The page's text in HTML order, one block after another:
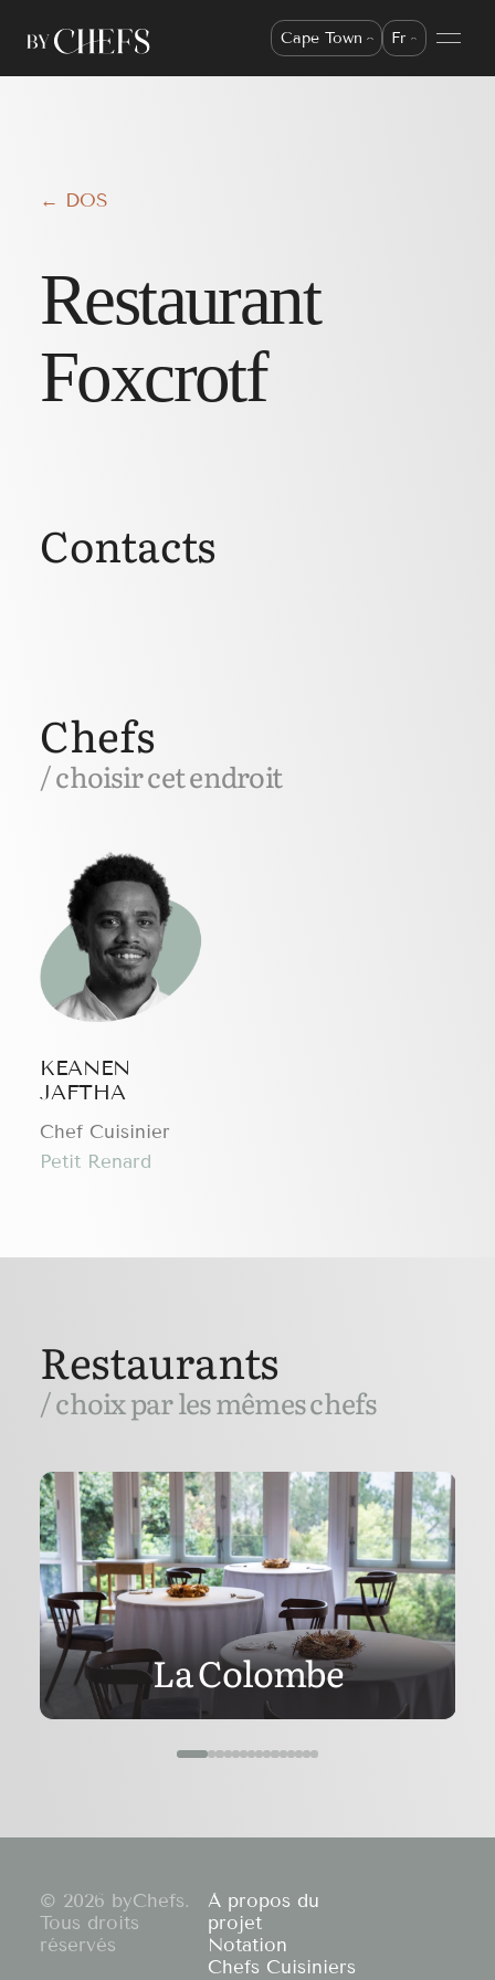
Cape Town Fr
← DOS
Restaurant
Foxcrotf
Chefs
/ choisir cet endroit
KEANEN
JAFTHA
Chef Cuisinier
Petit Renard
Contacts
Restaurants
/ choix par les mêmes chefs
La Colombe
© 2026 byChefs.
Tous droits
réservés
À propos du
projet
Notation
Chefs Cuisiniers